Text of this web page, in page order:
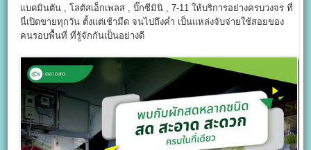
แบดมินตัน , โลตัสเอ็กเพลส , บิ๊กซีมินิ , 7-11 ให้บริการอย่างครบวงจร ที่
นี่เปิดขายทุกวัน ตั้งแต่เช้ามืด จนไปถึงค่ำ เป็นแหล่งจับจ่ายใช้สอยของ
คนรอบพื้นที่ ที่รู้จักกันเป็นอย่างดี